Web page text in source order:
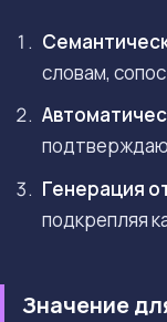
словам,
Генерация
подкрепляя
Значение